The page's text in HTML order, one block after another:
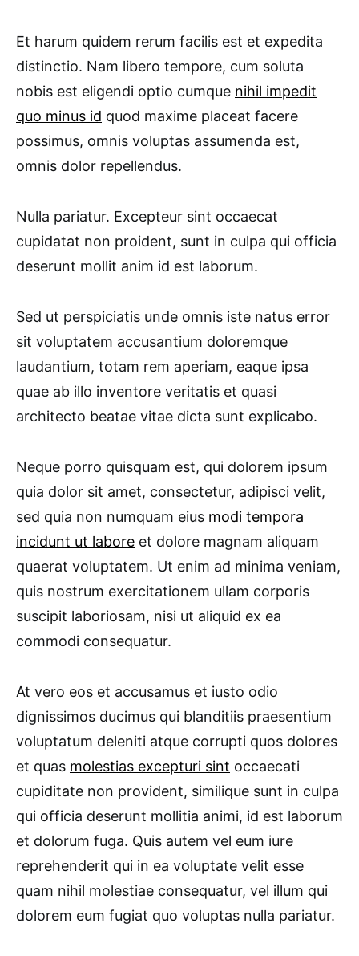
Et harum quidem rerum facilis est et expedita
distinctio. Nam libero tempore, cum soluta
nobis est eligendi optio cumque nihil impedit
quo minus id quod maxime placeat facere
possimus, omnis voluptas assumenda est,
omnis dolor repellendus.
Nulla pariatur. Excepteur sint occaecat
cupidatat non proident, sunt in culpa qui officia
deserunt mollit anim id est laborum.
Sed ut perspiciatis unde omnis iste natus error
sit voluptatem accusantium doloremque
laudantium, totam rem aperiam, eaque ipsa
quae ab illo inventore veritatis et quasi
architecto beatae vitae dicta sunt explicabo.
Neque porro quisquam est, qui dolorem ipsum
quia dolor sit amet, consectetur, adipisci velit,
sed quia non numquam eius modi tempora
incidunt ut labore et dolore magnam aliquam
quaerat voluptatem. Ut enim ad minima veniam,
quis nostrum exercitationem ullam corporis
suscipit laboriosam, nisi ut aliquid ex ea
commodi consequatur.
At vero eos et accusamus et iusto odio
dignissimos ducimus qui blanditiis praesentium
voluptatum deleniti atque corrupti quos dolores
et quas molestias excepturi sint occaecati
cupiditate non provident, similique sunt in culpa
qui officia deserunt mollitia animi, id est laborum
et dolorum fuga. Quis autem vel eum iure
reprehenderit qui in ea voluptate velit esse
quam nihil molestiae consequatur, vel illum qui
dolorem eum fugiat quo voluptas nulla pariatur.